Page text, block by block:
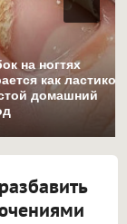
на ногтях
как
домашний